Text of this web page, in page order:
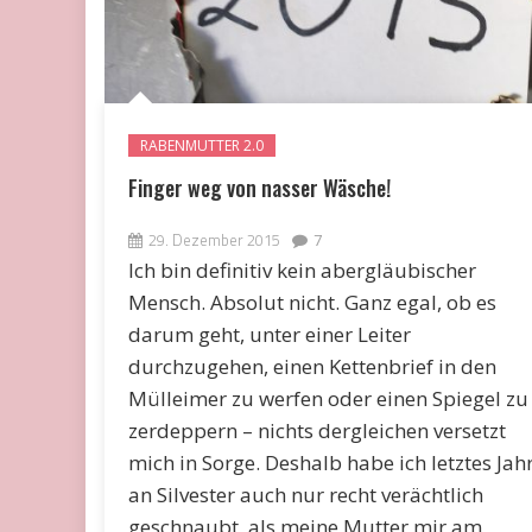
RABENMUTTER 2.0
Finger weg von nasser Wäsche!
29. Dezember 2015 7
Ich bin definitiv kein abergläubischer
Mensch. Absolut nicht. Ganz egal, ob es
darum geht, unter einer Leiter
durchzugehen, einen Kettenbrief in den
Mülleimer zu werfen oder einen Spiegel zu
zerdeppern – nichts dergleichen versetzt
mich in Sorge. Deshalb habe ich letztes
an Silvester auch nur recht verächtlich
geschnaubt, als meine Mutter mir am